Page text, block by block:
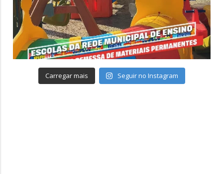
Carregar mais Seguir no Instagram